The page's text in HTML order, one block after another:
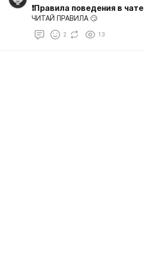
❗Правила поведения в чате
ЧИТАЙ ПРАВИЛА 🙄
2 13